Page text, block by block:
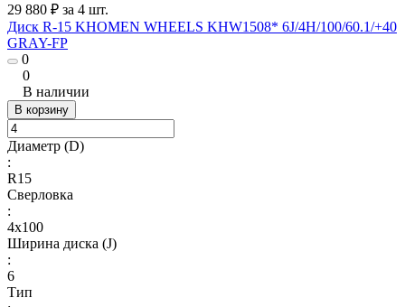
29 880 ₽ за 4 шт.
Диск R-15 KHOMEN WHEELS KHW1508* 6J/4H/100/60.1/+40
GRAY-FP
0
0
В наличии
В корзину
Диаметр (D)
:
R15
Сверловка
:
4х100
Ширина диска (J)
:
6
Тип